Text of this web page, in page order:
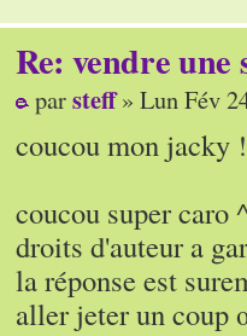
Re: vendre une
parsteff» Lun Fév
coucou mon jacky
coucou super caro
droits d'auteur a
la réponse est
aller jeter un coup